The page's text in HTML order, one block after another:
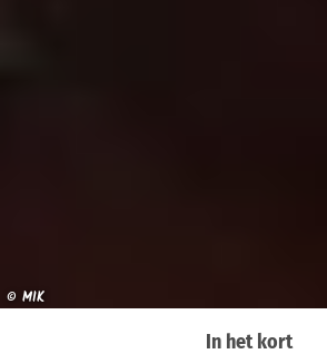
© MIK
In het kort